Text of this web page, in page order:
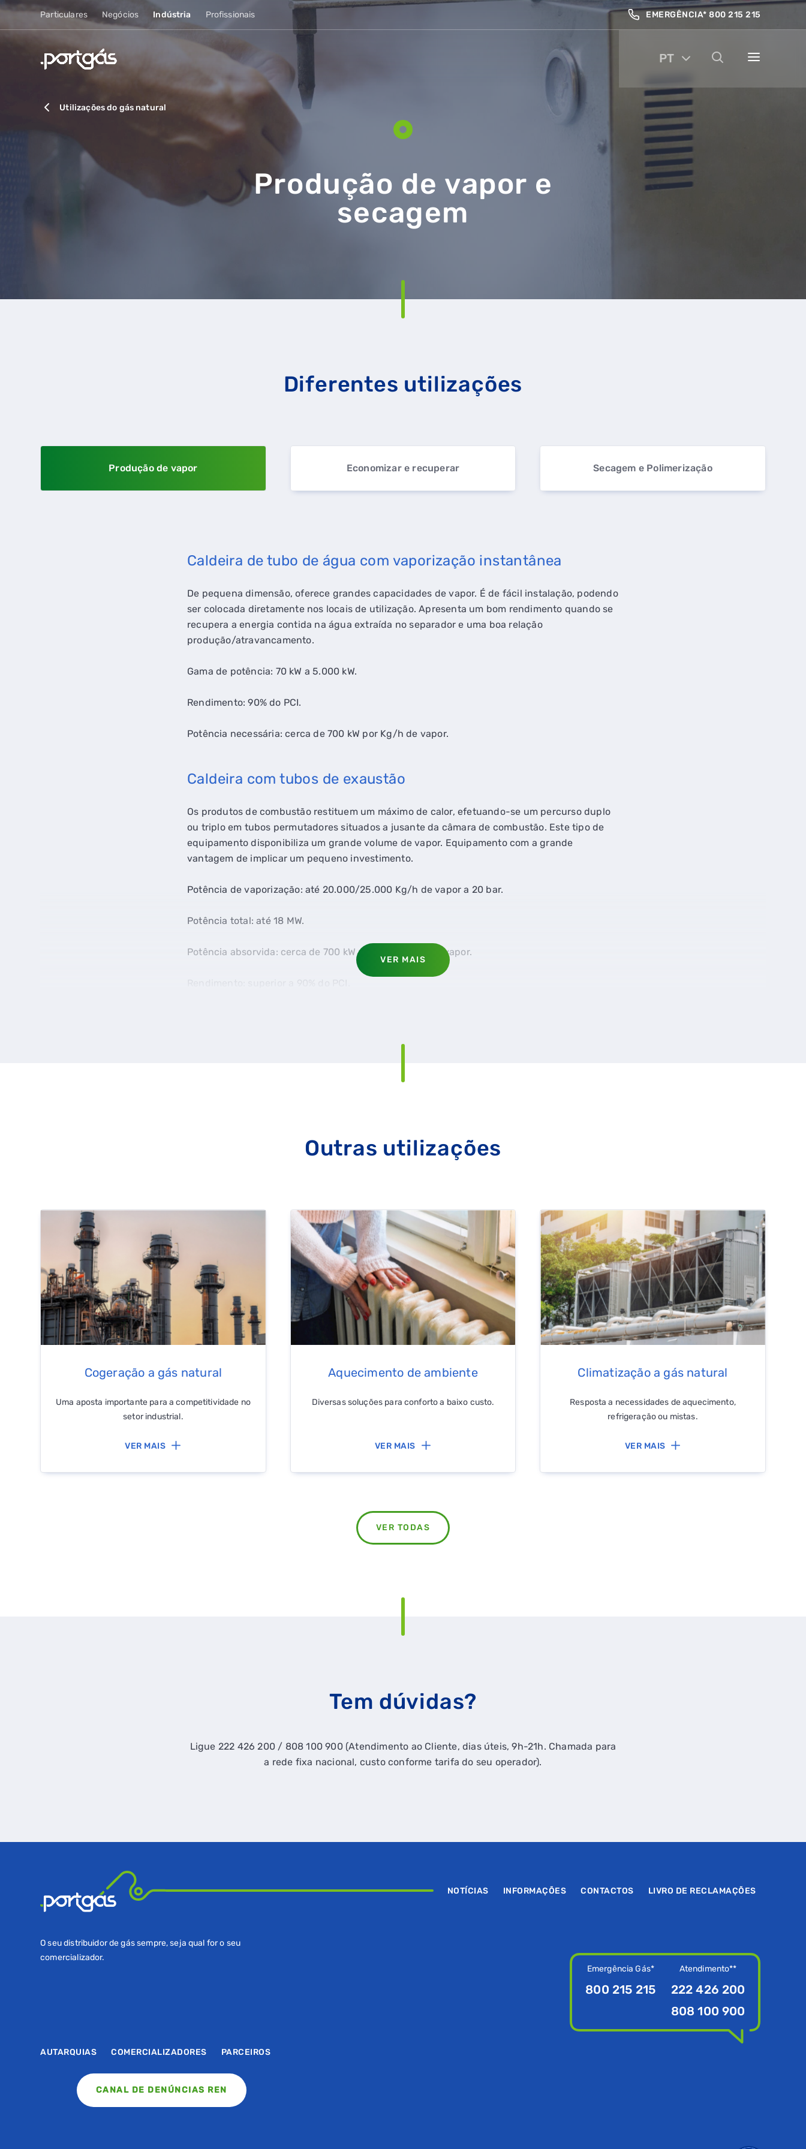
Particulares Negócios Indústria Profissionais EMERGÊNCIA* 800 215 215
PT
Utilizações do gás natural
Produção de vapor e
secagem
Diferentes utilizações
Produção de vapor Economizar e recuperar Secagem e Polimerização
Caldeira de tubo de água com vaporização instantânea
De pequena dimensão, oferece grandes capacidades de vapor. É de fácil instalação, podendo
ser colocada diretamente nos locais de utilização. Apresenta um bom rendimento quando se
recupera a energia contida na água extraída no separador e uma boa relação
produção/atravancamento.
Gama de potência: 70 kW a 5.000 kW.
Rendimento: 90% do PCI.
Potência necessária: cerca de 700 kW por Kg/h de vapor.
Caldeira com tubos de exaustão
Os produtos de combustão restituem um máximo de calor, efetuando-se um percurso duplo
ou triplo em tubos permutadores situados a jusante da câmara de combustão. Este tipo de
equipamento disponibiliza um grande volume de vapor. Equipamento com a grande
vantagem de implicar um pequeno investimento.
Potência de vaporização: até 20.000/25.000 Kg/h de vapor a 20 bar.
Potência total: até 18 MW.
Potência absorvida: cerca de 700 kW por 1.000 Kg/h de vapor.
VER MAIS
Outras utilizações
Cogeração a gás natural
Uma aposta importante para a competitividade no
setor industrial.
VER MAIS
Aquecimento de ambiente
Diversas soluções para conforto a baixo custo.
VER MAIS
Climatização a gás natural
Resposta a necessidades de aquecimento,
refrigeração ou mistas.
VER MAIS
VER TODAS
Tem dúvidas?
Ligue 222 426 200 / 808 100 900 (Atendimento ao Cliente, dias úteis, 9h-21h. Chamada para
a rede fixa nacional, custo conforme tarifa do seu operador).
O seu distribuidor de gás sempre, seja qual for o seu
comercializador.
NOTÍCIAS INFORMAÇÕES CONTACTOS LIVRO DE RECLAMAÇÕES
Emergência Gás*
800 215 215
Atendimento**
222 426 200
808 100 900
AUTARQUIAS COMERCIALIZADORES PARCEIROS
CANAL DE DENÚNCIAS REN
QUERO TER GÁS NATURAL GASES RENOVÁVEIS SIMULADOR DE POUPANÇA FALHA DE GÁS